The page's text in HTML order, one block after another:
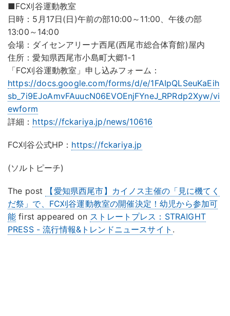
■FC刈谷運動教室
日時：5月17日(日)午前の部10:00～11:00、午後の部
13:00～14:00
会場：ダイセンアリーナ西尾(西尾市総合体育館)屋内
住所：愛知県西尾市小島町大郷1-1
「FC刈谷運動教室」申し込みフォーム：
https://docs.google.com/forms/d/e/1FAIpQLSeuKaEih
sb_7i9EJoAmvFAuucN06EVOEnjFYneJ_RPRdp2Xyw/vi
ewform
詳細： https://fckariya.jp/news/10616
FC刈谷公式HP： https://fckariya.jp
(ソルトピーチ)
The post
【愛知県西尾市】カイノス主催の「見に機てく
だ祭」で、FC刈谷運動教室の開催決定！幼児から参加可
能 first appeared on ストレートプレス：STRAIGHT
PRESS - 流行情報&トレンドニュースサイト .